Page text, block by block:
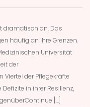
dramatisch an. Das
häufig an ihre Grenzen.
Universität
der
Viertel der Pflegekräfte
in ihrer Resilienz,
[…]